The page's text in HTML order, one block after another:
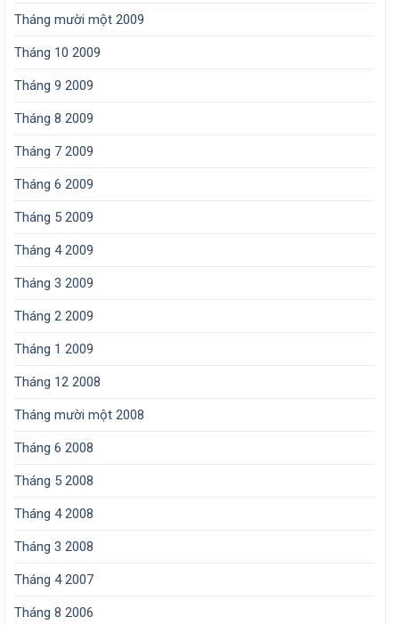
Tháng mười một 2009
Tháng 10 2009
Tháng 9 2009
Tháng 8 2009
Tháng 7 2009
Tháng 6 2009
Tháng 5 2009
Tháng 4 2009
Tháng 3 2009
Tháng 2 2009
Tháng 1 2009
Tháng 12 2008
Tháng mười một 2008
Tháng 6 2008
Tháng 5 2008
Tháng 4 2008
Tháng 3 2008
Tháng 4 2007
Tháng 8 2006